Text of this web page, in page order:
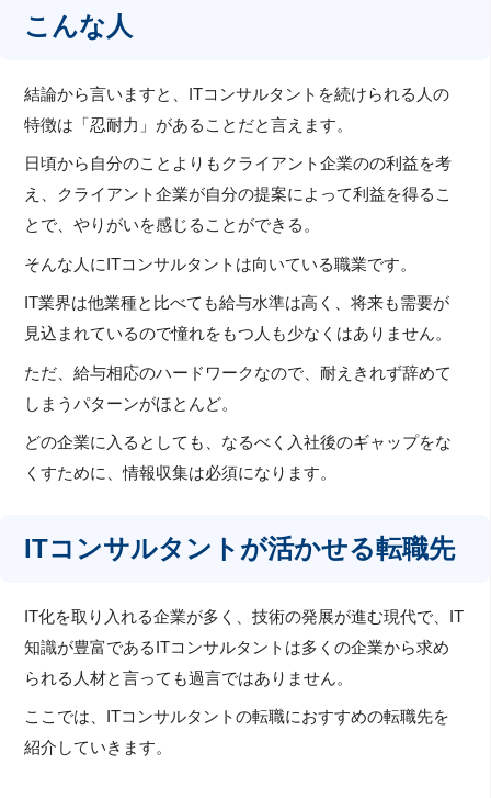
こんな人
結論から言いますと、ITコンサルタントを続けられる人の
特徴は「忍耐力」があることだと言えます。
日頃から自分のことよりもクライアント企業のの利益を考
え、クライアント企業が自分の提案によって利益を得るこ
とで、やりがいを感じることができる。
そんな人にITコンサルタントは向いている職業です。
IT業界は他業種と比べても給与水準は高く、将来も需要が
見込まれているので憧れをもつ人も少なくはありません。
ただ、給与相応のハードワークなので、耐えきれず辞めて
しまうパターンがほとんど。
どの企業に入るとしても、なるべく入社後のギャップをな
くすために、情報収集は必須になります。
ITコンサルタントが活かせる転職先
IT化を取り入れる企業が多く、技術の発展が進む現代で、IT
知識が豊富であるITコンサルタントは多くの企業から求め
られる人材と言っても過言ではありません。
ここでは、ITコンサルタントの転職におすすめの転職先を
紹介していきます。